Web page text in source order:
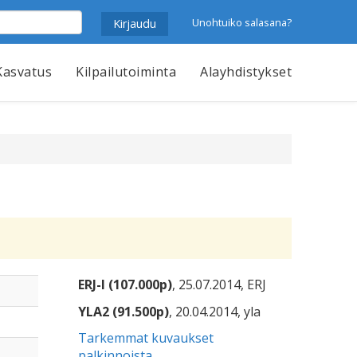
Unohtuiko salasana?
Kilpailutoiminta Alayhdistykset
ERJ-I (107.000p), 25.07.2014, ERJ
YLA2 (91.500p), 20.04.2014, yla
Tarkemmat kuvaukset